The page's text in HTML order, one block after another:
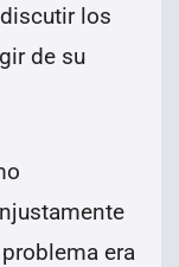
los
de su
era